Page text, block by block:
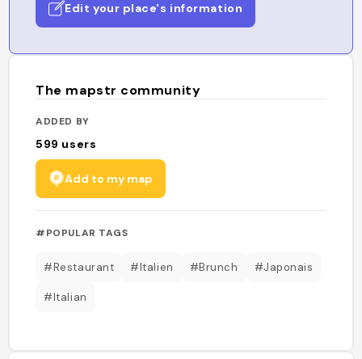
Edit your place's information
The mapstr community
ADDED BY
599 users
Add to my map
#POPULAR TAGS
#Restaurant #Italien #Brunch #Japonais
#Italian